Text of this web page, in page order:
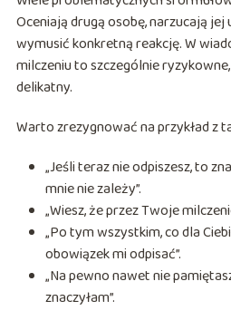
Oceniają drugą osobę, narzucają
wymusić konkretną reakcję. W
milczeniu to szczególnie
delikatny.
Warto zrezygnować na przykład z
„Jeśli teraz nie odpiszesz, to
mnie nie zależy”.
„Wiesz, że przez Twoje
„Po tym wszystkim, co dla
obowiązek mi odpisać”.
„Na pewno nawet nie
znaczyłam”.